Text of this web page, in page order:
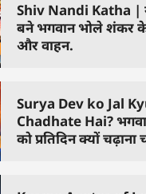
Shiv Nandi Katha |
बने भगवान भोले शंकर के
और वाहन.
Surya Dev ko Jal
Chadhate Hai?
को प्रतिदिन क्यों